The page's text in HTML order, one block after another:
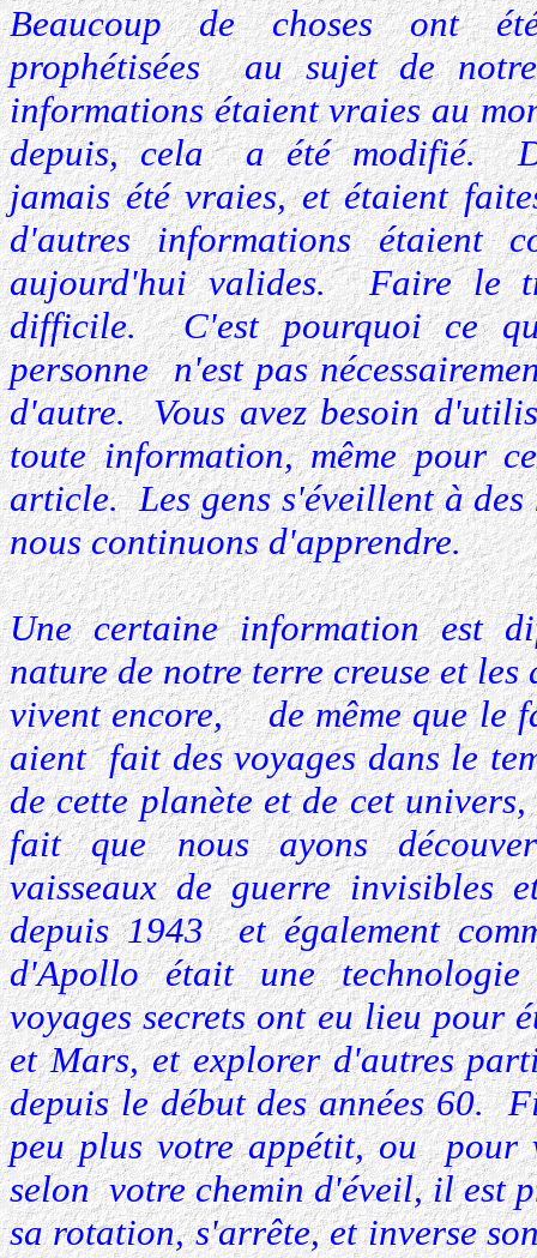
Beaucoup de choses ont
prophétisées au sujet de
informations étaient vraies au
depuis, cela a été modifié.
jamais été vraies, et étaient
d'autres informations étaient
aujourd'hui valides. Faire le
difficile. C'est pourquoi ce
personne n'est pas
d'autre. Vous avez besoin
toute information, même pour
article. Les gens s'éveillent à
nous continuons d'apprendre.
Une certaine information est
nature de notre terre creuse et
vivent encore, de même que le
aient fait des voyages dans le
de cette planète et de cet
fait que nous ayons
vaisseaux de guerre invisibles
depuis 1943 et également
d'Apollo était une
voyages secrets ont eu lieu pour
et Mars, et explorer d'autres
depuis le début des années 60.
peu plus votre appétit, ou pour
selon votre chemin d'éveil, il est
sa rotation, s'arrête, et inverse